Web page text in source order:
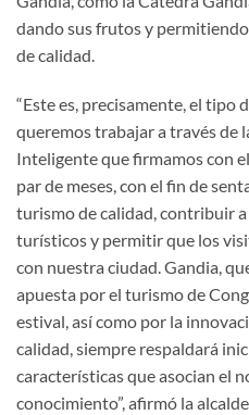
dando sus frutos y
de calidad.
“Este es, precisamente, el tipo
queremos trabajar a través de
Inteligente que firmamos con
par de meses, con el fin de
turismo de calidad, contribuir
turísticos y permitir que los
con nuestra ciudad. Gandia,
apuesta por el turismo de
estival, así como por la
calidad, siempre respaldará
características que asocian el
conocimiento”, afirmó la